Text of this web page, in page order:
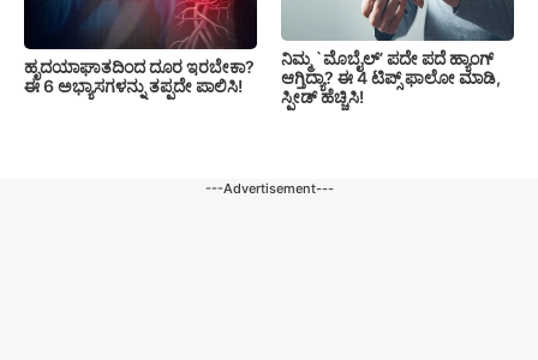
ಹೃದಯಾಘಾತದಿಂದ ದೂರ ಇರಬೇಕಾ?
ಈ 6 ಅಭ್ಯಾಸಗಳನ್ನು ತಪ್ಪದೇ ಪಾಲಿಸಿ!
ನಿಮ್ಮ `ಮೊಬೈಲ್’ ಪದೇ ಪದೆ ಹ್ಯಾಂಗ್
ಆಗ್ತಿದ್ಯಾ? ಈ 4 ಟಿಪ್ಸ್ ಫಾಲೋ ಮಾಡಿ,
ಸ್ಪೀಡ್ ಹೆಚ್ಚಿಸಿ!
---Advertisement---